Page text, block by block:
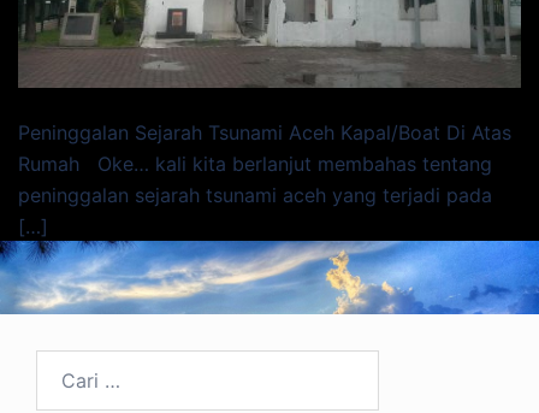
Peninggalan Sejarah Tsunami Aceh Kapal/Boat Di Atas
Rumah Oke… kali kita berlanjut membahas tentang
peninggalan sejarah tsunami aceh yang terjadi pada
[…]
untuk: